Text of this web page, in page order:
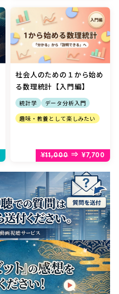
社会人のための１から始め
る数理統計【入門編】
統計学
データ分析入門
趣味・教養として楽しみたい
¥11,000 ⇒ ¥7,700